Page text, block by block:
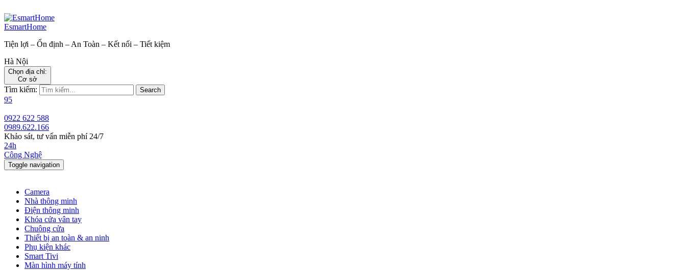
EsmartHome
Tiện lợi – Ổn định – An Toàn – Kết nối – Tiết kiệm
Hà Nội
Chọn địa chỉ:
Cơ sở
Tìm kiếm: Search
95
0922 622 588
0989.622.166
Khảo sát, tư vấn miễn phí 24/7
24h
Công Nghệ
Toggle navigation
Camera
Nhà thông minh
Điện thông minh
Khóa cửa vân tay
Chuông cửa
Thiết bị an toàn & an ninh
Phụ kiện khác
Smart Tivi
Màn hình máy tính